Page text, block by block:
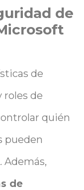
de
de
roles de
quién
pueden
Además,
de